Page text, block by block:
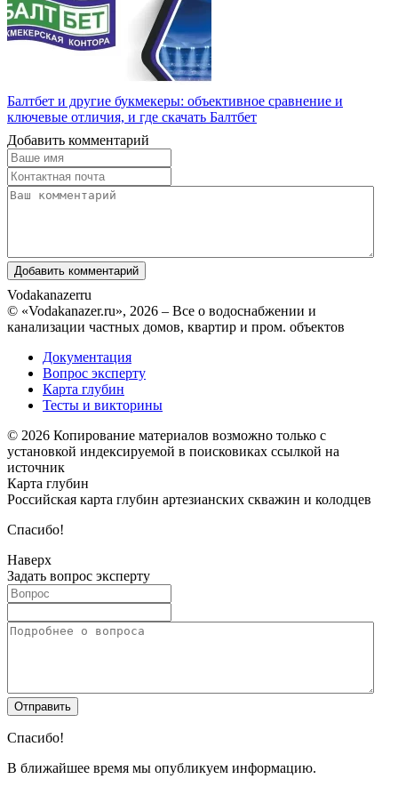
Балтбет и другие букмекеры: объективное сравнение и
ключевые отличия, и где скачать Балтбет
Добавить комментарий
Vodakanazerru
© «Vodakanazer.ru», 2026 – Все о водоснабжении и
канализации частных домов, квартир и пром. объектов
Документация
Вопрос эксперту
Карта глубин
Тесты и викторины
© 2026 Копирование материалов возможно только с
установкой индексируемой в поисковиках ссылкой на
источник
Карта глубин
Российская карта глубин артезианских скважин и колодцев
Спасибо!
Наверх
Задать вопрос эксперту
Спасибо!
В ближайшее время мы опубликуем информацию.